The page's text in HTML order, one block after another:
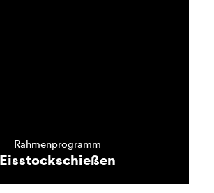
Rahmenprogramm
Eisstockschießen